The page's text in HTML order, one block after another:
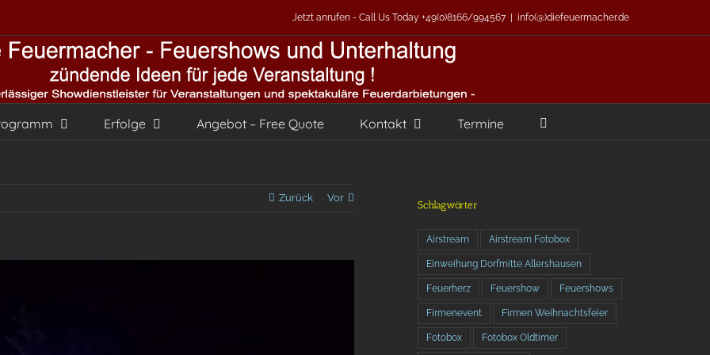
Jetzt anrufen - Call Us Today +49(0)8166/994567 info(@)diefeuermacher.de
Erfolge Angebot – Free Quote Kontakt Termine
Zurück Vor
Schlagwörter
Airstream Airstream Fotobox
Einweihung Dorfmitte Allershausen
Feuerherz Feuershow Feuershows
Firmenevent Firmen Weihnachtsfeier
Fotobox Fotobox Oldtimer